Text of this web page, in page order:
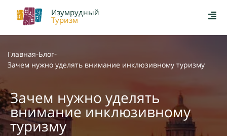
Изумрудный
Туризм
Главная-Блог-
Зачем нужно уделять внимание инклюзивному туризму
Зачем нужно уделять
внимание инклюзивному
туризму